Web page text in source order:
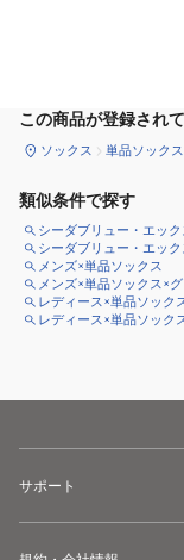
この商品が登録され
ソックス 単品ソックス
類似条件で探す
シーダブリュー・エッ
シーダブリュー・エッ
メンズ×単品ソックス
メンズ×単品ソックス×
レディース×単品ソック
レディース×単品ソック
サポート